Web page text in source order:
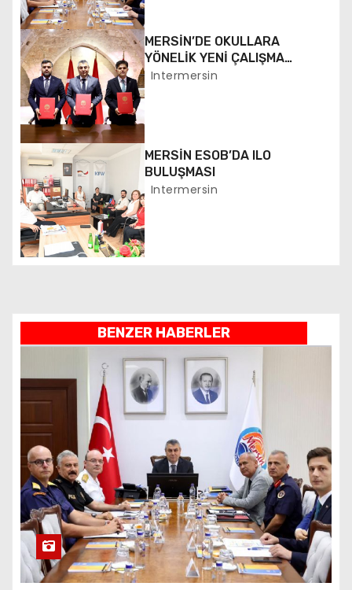
z
i
n
m
e
s
i
MERSİN’DE OKULLARA
YÖNELİK YENİ ÇALIŞMA
BAŞLATILDI
Intermersin
MERSİN ESOB’DA ILO
BULUŞMASI
Intermersin
BENZER HABERLER